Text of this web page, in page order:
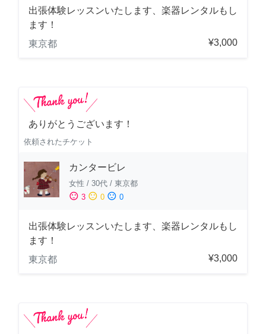
出張体験レッスンいたします、楽器レンタルもし
ます！
東京都
¥3,000
ありがとうございます！
依頼されたチケット
カンタービレ
女性 / 30代 / 東京都
sentiment_satisfied 3 sentiment_neutral 0 sentiment_dissatisfied 0
出張体験レッスンいたします、楽器レンタルもし
ます！
東京都
¥3,000